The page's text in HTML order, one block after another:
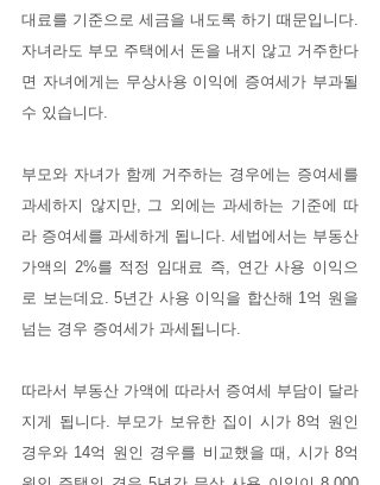
대료를 기준으로 세금을 내도록 하기 때문입니다.
자녀라도 부모 주택에서 돈을 내지 않고 거주한다
면 자녀에게는 무상사용 이익에 증여세가 부과될
수 있습니다.
부모와 자녀가 함께 거주하는 경우에는 증여세를
과세하지 않지만, 그 외에는 과세하는 기준에 따
라 증여세를 과세하게 됩니다. 세법에서는 부동산
가액의 2%를 적정 임대료 즉, 연간 사용 이익으
로 보는데요. 5년간 사용 이익을 합산해 1억 원을
넘는 경우 증여세가 과세됩니다.
따라서 부동산 가액에 따라서 증여세 부담이 달라
지게 됩니다. 부모가 보유한 집이 시가 8억 원인
경우와 14억 원인 경우를 비교했을 때, 시가 8억